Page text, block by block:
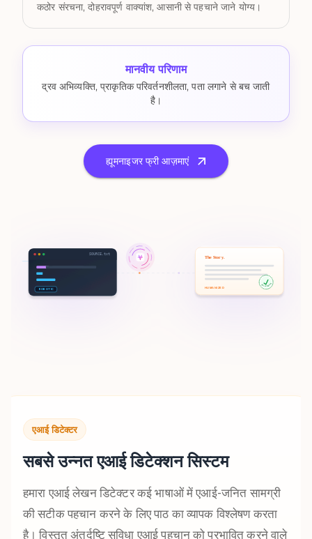
कठोर संरचना, दोहरावपूर्ण वाक्यांश, आसानी से पहचाने जाने योग्य।
मानवीय परिणाम
द्रव अभिव्यक्ति, प्राकृतिक परिवर्तनशीलता, पता लगाने से बच जाती
है।
ह्यूमनाइजर फ्री आज़माएं
SOURCE.txt
ROBOTIC
The Story.
100% HUMAN
HUMANIZED
एआई डिटेक्टर
सबसे उन्नत एआई डिटेक्शन सिस्टम
हमारा एआई लेखन डिटेक्टर कई भाषाओं में एआई-जनित सामग्री
की सटीक पहचान करने के लिए पाठ का व्यापक विश्लेषण करता
है। विस्तृत अंतर्दृष्टि सुविधा एआई पहचान को प्रभावित करने वाले